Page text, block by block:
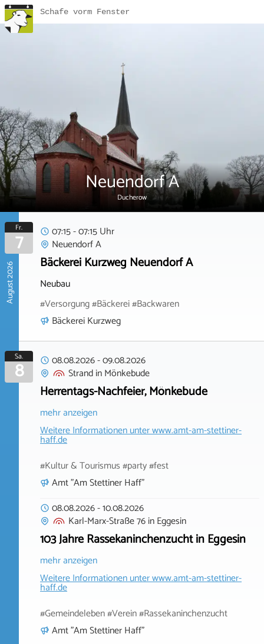
Schafe vorm Fenster
Neuendorf A
Ducherow
August 2026
Fr.
7
07:15 - 07:15 Uhr
Neuendorf A
Bäckerei Kurzweg Neuendorf A
Neubau
#Versorgung #Bäckerei #Backwaren
Bäckerei Kurzweg
Sa.
8 08.08.2026-09.08.2026
StrandinMönkebude
Herrentags-Nachfeier, Mönkebude
mehr anzeigen
Weitere Informationen unterwww.amt-am-stettiner-
haff.de
#Kultur & Tourismus #party #fest
Amt "Am Stettiner Haff"
08.08.2026-10.08.2026
Karl-Marx-Straße 76inEggesin
103 Jahre Rassekaninchenzucht in Eggesin
mehr anzeigen
Weitere Informationen unterwww.amt-am-stettiner-
haff.de
#Gemeindeleben #Verein #Rassekaninchenzucht
Amt "Am Stettiner Haff"